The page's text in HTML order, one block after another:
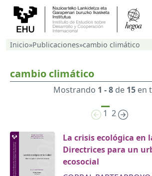
Inicio»Publicaciones»cambio climático
cambio climático
Mostrando 1 - 8de 15en
1 2
La crisis ecológica en
Directrices para un
ecosocial